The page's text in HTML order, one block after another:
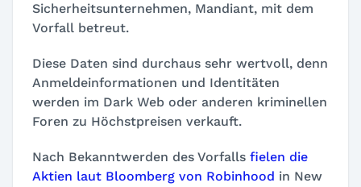
Sicherheitsunternehmen, Mandiant, mit dem
Vorfall betreut.
Diese Daten sind durchaus sehr wertvoll, denn
Anmeldeinformationen und Identitäten
werden im Dark Web oder anderen kriminellen
Foren zu Höchstpreisen verkauft.
Nach Bekanntwerden des Vorfalls fielen die
Aktien laut Bloomberg von Robinhood in New